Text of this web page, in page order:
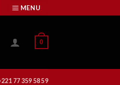
MENU
0
77 359 58 59